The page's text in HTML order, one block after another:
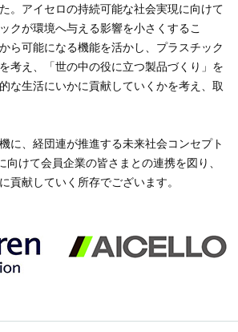
。アイセロの持続可能な社会実現に向けて
クが環境へ与える影響を小さくするこ
ら可能になる機能を活かし、プラスチック
考え、「世の中の役に立つ製品づくり」を
な生活にいかに貢献していくかを考え、取
に、経団連が推進する未来社会コンセプト
向けて会員企業の皆さまとの連携を図り、
貢献していく所存でございます。